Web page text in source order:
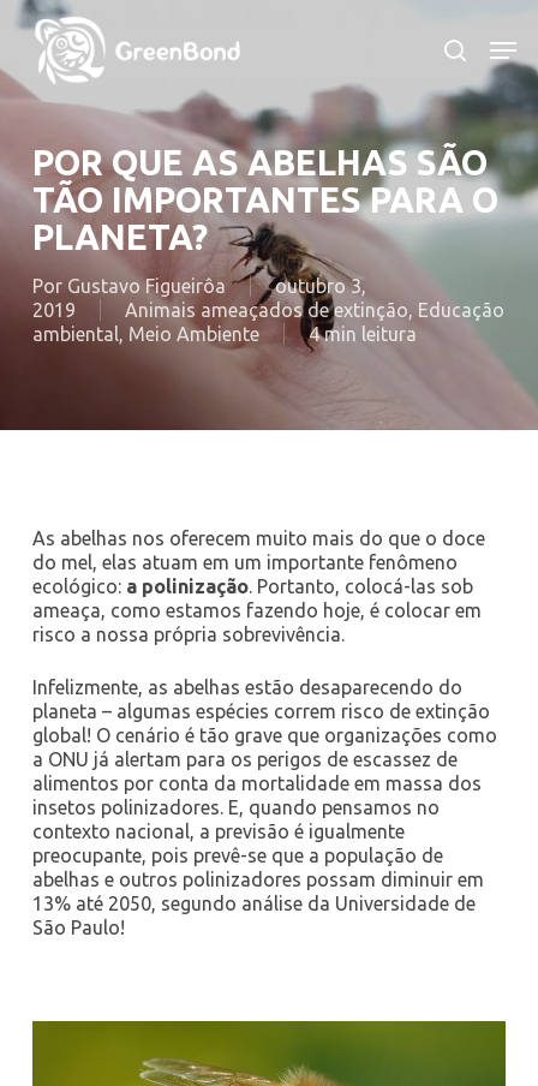
Skip
main
content
search
POR QUE AS ABELHAS SÃO
TÃO IMPORTANTES PARA O
PLANETA?
Por Gustavo Figueirôa
outubro 3,
2019
Animais ameaçados de extinção, Educação
ambiental, Meio Ambiente 4 min leitura
As abelhas nos oferecem muito mais do que o doce
do mel, elas atuam em um importante fenômeno
ecológico: a polinização. Portanto, colocá-las sob
ameaça, como estamos fazendo hoje, é colocar em
risco a nossa própria sobrevivência.
Infelizmente, as abelhas estão desaparecendo do
planeta – algumas espécies correm risco de extinção
global! O cenário é tão grave que organizações como
a ONU já alertam para os perigos de escassez de
alimentos por conta da mortalidade em massa dos
insetos polinizadores. E, quando pensamos no
contexto nacional, a previsão é igualmente
preocupante, pois prevê-se que a população de
abelhas e outros polinizadores possam diminuir em
13% até 2050, segundo análise da Universidade de
São Paulo!